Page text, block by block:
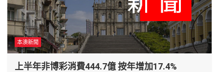
本澳新聞
上半年非博彩消費444.7億 按年增加17.4%